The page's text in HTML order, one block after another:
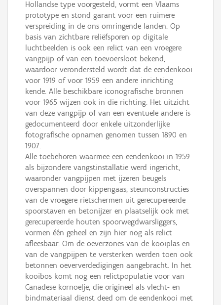
Hollandse type voorgesteld, vormt een Vlaams
prototype en stond garant voor een ruimere
verspreiding in de ons omringende landen. Op
basis van zichtbare reliëfsporen op digitale
luchtbeelden is ook een relict van een vroegere
vangpijp of van een toevoersloot bekend,
waardoor verondersteld wordt dat de eendenkooi
voor 1919 of voor 1959 een andere inrichting
kende. Alle beschikbare iconografische bronnen
voor 1965 wijzen ook in die richting. Het uitzicht
van deze vangpijp of van een eventuele andere is
gedocumenteerd door enkele uitzonderlijke
fotografische opnamen genomen tussen 1890 en
1907.
Alle toebehoren waarmee een eendenkooi in 1959
als bijzondere vangstinstallatie werd ingericht,
waaronder vangpijpen met ijzeren beugels
overspannen door kippengaas, steunconstructies
van de vroegere rietschermen uit gerecupereerde
spoorstaven en betonijzer en plaatselijk ook met
gerecupereerde houten spoorwegdwarsliggers,
vormen één geheel en zijn hier nog als relict
afleesbaar. Om de oeverzones van de kooiplas en
van de vangpijpen te versterken werden toen ook
betonnen oeververdedigingen aangebracht. In het
kooibos komt nog een relictpopulatie voor van
Canadese kornoelje, die origineel als vlecht- en
bindmateriaal dienst deed om de eendenkooi met